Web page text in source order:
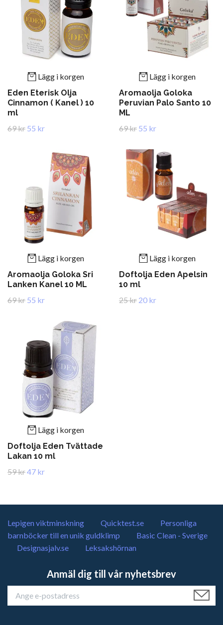
Lägg i korgen
Eden Eterisk Olja
Cinnamon ( Kanel ) 10
ml
69 kr 55 kr
Lägg i korgen
Aromaolja Goloka
Peruvian Palo Santo 10
ML
69 kr 55 kr
Lägg i korgen
Aromaolja Goloka Sri
Lanken Kanel 10 ML
69 kr 55 kr
Lägg i korgen
Doftolja Eden Apelsin
10 ml
25 kr 20 kr
Lägg i korgen
Doftolja Eden Tvättade
Lakan 10 ml
59 kr47 kr
Lepigen viktminskning Quicktest.se
Personliga
barnböcker till en unik guldklimp
Basic Clean - Sverige
Designasjalv.se
Leksakshörnan
Anmäl dig till vår nyhetsbrev